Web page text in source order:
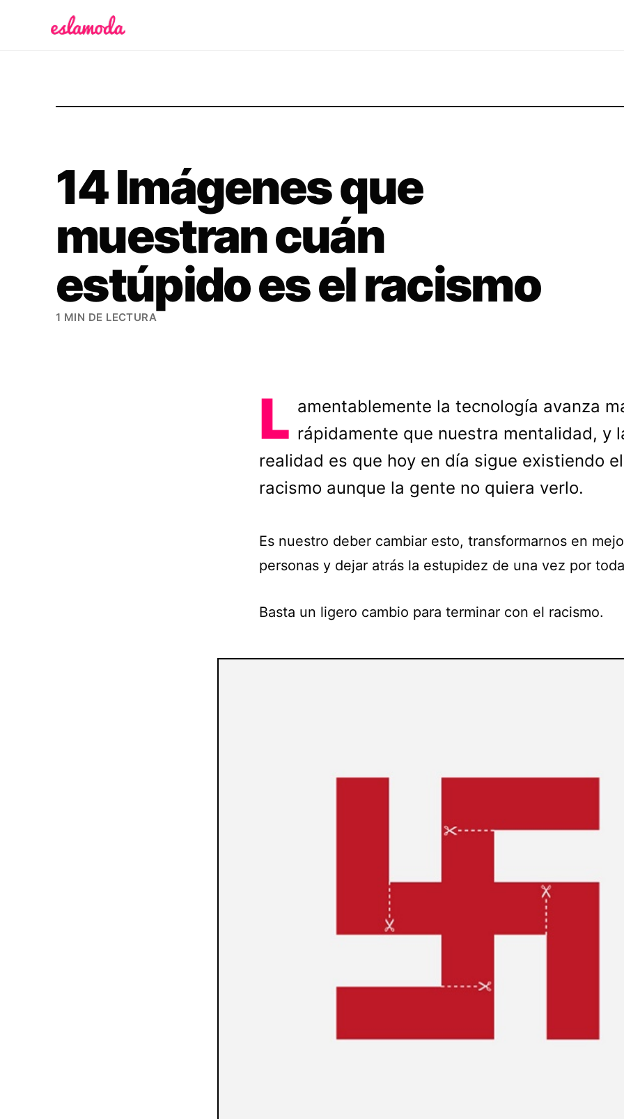
14 Imágenes que
muestran cuán
estúpido es el racismo
1 MIN DE LECTURA
L amentablemente la tecnología avanza
rápidamente que nuestra mentalidad, y
realidad es que hoy en día sigue existiendo el
racismo aunque la gente no quiera verlo.
Es nuestro deber cambiar esto, transformarnos en
personas y dejar atrás la estupidez de una vez por
Basta un ligero cambio para terminar con el racismo.